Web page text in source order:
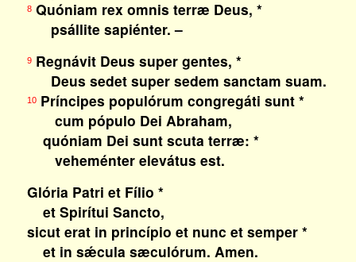
8Quóniam rex omnis terræ Deus, *
psállite sapiénter. –
9Regnávit Deus super gentes, *
Deus sedet super sedem sanctam suam.
10Príncipes populórum congregáti sunt *
cum pópulo Dei Abraham,
quóniam Dei sunt scuta terræ: *
veheménter elevátus est.
Glória Patri et Fílio *
et Spirítui Sancto,
sicut erat in princípio et nunc et semper *
et in sǽcula sæculórum. Amen.